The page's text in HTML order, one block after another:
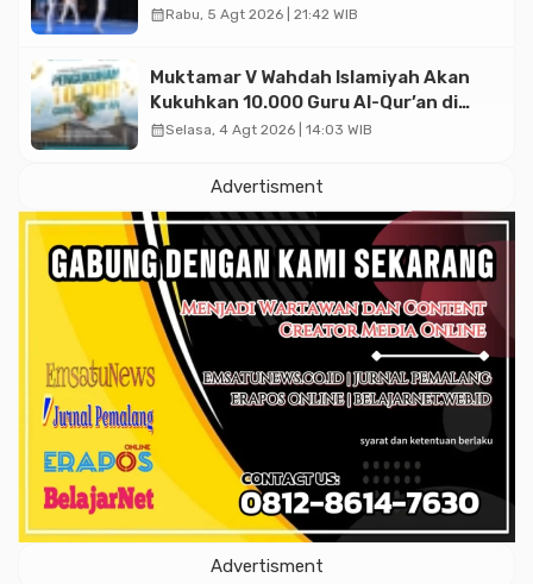
Asian Taekwondo Indonesia Open
calendar_monthRabu, 5 Agt 2026 | 21:42 WIB
Muktamar V Wahdah Islamiyah Akan
Kukuhkan 10.000 Guru Al-Qur’an di
Masjid Istiqlal
calendar_monthSelasa, 4 Agt 2026 | 14:03 WIB
Advertisment
Advertisment